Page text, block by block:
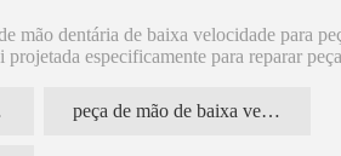
mão dentária de baixa velocidade para
especificamente para reparar
peça de mão de baixa velocidade